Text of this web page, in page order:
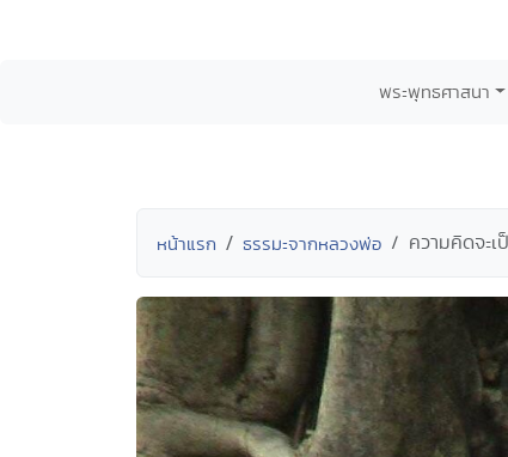
พระพุทธศาสนา
หน้าแรก ธรรมะจากหลวงพ่อ ความคิดจะเ